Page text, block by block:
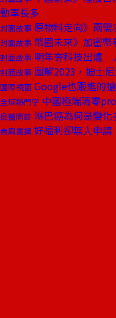
動車長多
封面故事 原物料走向》兩
封面故事 幣圈未來》加密
封面故事 明年夯科技出爐
封面故事 圖解2023，迪士
國際視窗 Google也跟進的
全球熱門字 中國極端清零
良醫問診 淋巴癌為何是變化
商周書摘 好福利卻無人申